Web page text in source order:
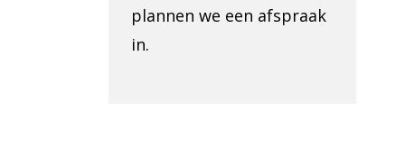
plannen we een afspraak
in.